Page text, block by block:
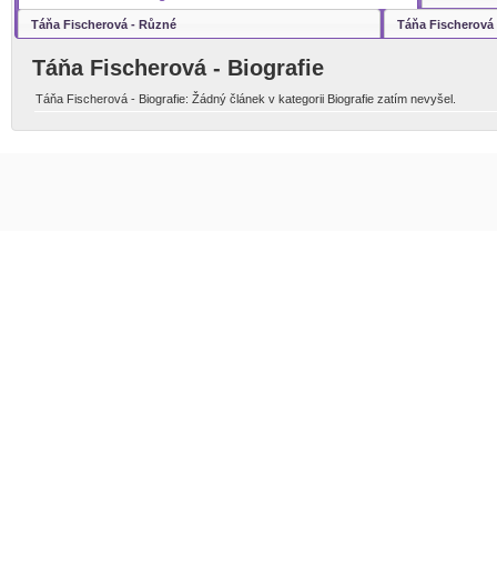
Táňa Fischerová - Různé Táňa
Táňa Fischerová - Biografie
Táňa Fischerová - Biografie: Žádný článek v kategorii Biografie zatím nevyšel.